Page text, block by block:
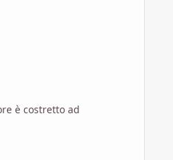
è costretto ad